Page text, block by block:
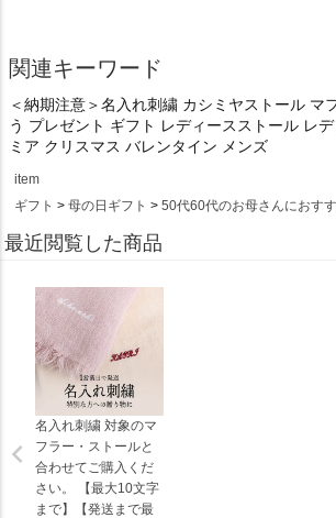
関連キーワード
＜納期注意＞名入れ刺繍 カシミヤストール マ
う プレゼント ギフト レディースストール レ
ミア クリスマス バレンタイン メンズ
item
ギフト
母の日ギフト 50代60代のお母さんにおす
最近閲覧した商品
名入れ刺繍 対象のマ
フラー・ストールと
合わせてご購入くだ
さい。 【最大10文字
まで】【発送まで最